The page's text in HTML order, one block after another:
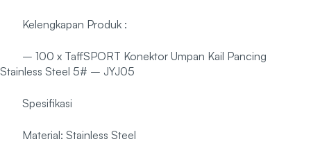
Kelengkapan Produk :
– 100 x TaffSPORT Konektor Umpan Kail Pancing
Stainless Steel 5# – JYJ05
Spesifikasi
Material: Stainless Steel